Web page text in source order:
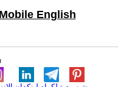
English